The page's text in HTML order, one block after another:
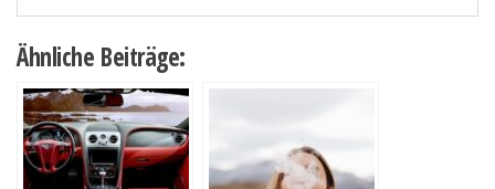
Ähnliche Beiträge: